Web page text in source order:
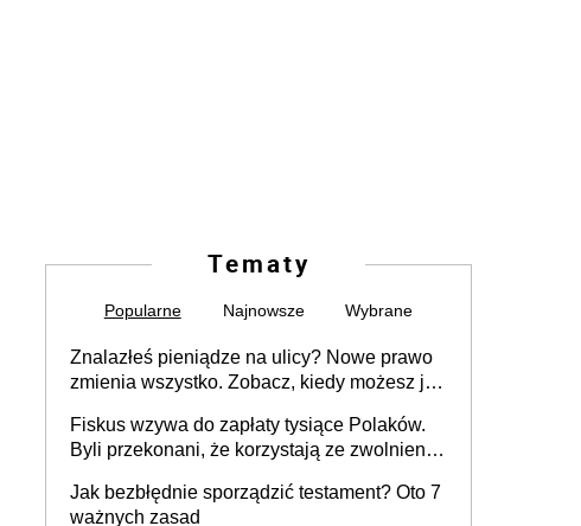
Tematy
Popularne Najnowsze Wybrane
Znalazłeś pieniądze na ulicy? Nowe prawo
zmienia wszystko. Zobacz, kiedy możesz je
Fiskus wzywa do zapłaty tysiące Polaków.
Byli przekonani, że korzystają ze zwolnienia
Jak bezbłędnie sporządzić testament? Oto 7
ważnych zasad